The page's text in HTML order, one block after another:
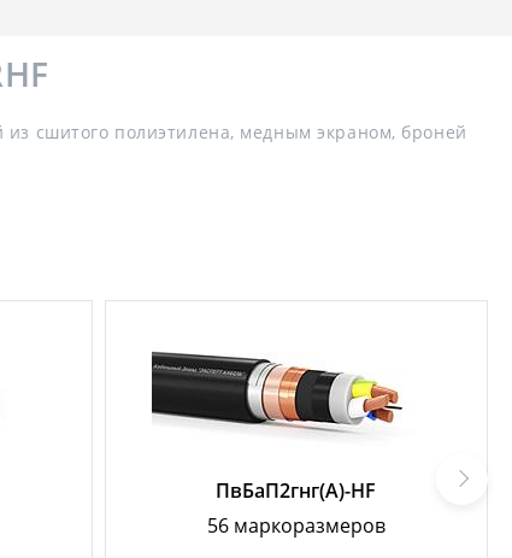
сшитого полиэтилена, медным экраном, броней
ПвБаП2гнг(А)-HF
56 маркоразмеров